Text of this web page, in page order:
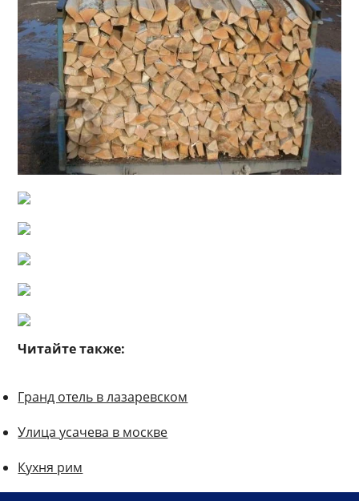
Читайте также:
Гранд отель в лазаревском
Улица усачева в москве
Кухня рим